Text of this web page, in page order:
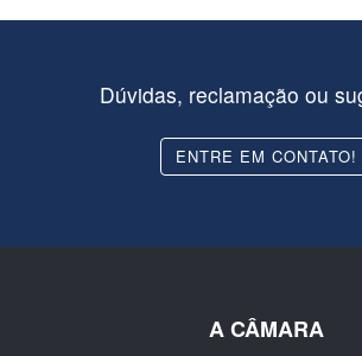
Dúvidas, reclamação ou
ENTRE EM CONTATO!
A CÂMARA